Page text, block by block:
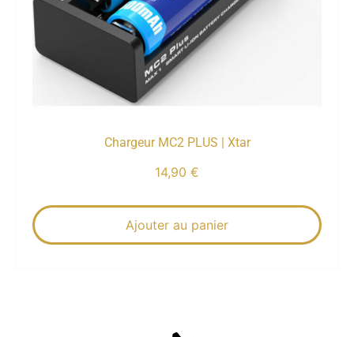
Chargeur MC2 PLUS | Xtar
14,90 €
Ajouter au panier